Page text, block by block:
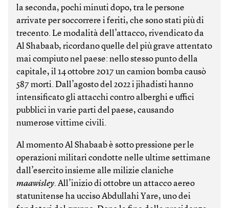
la seconda, pochi minuti dopo, tra le persone
arrivate per soccorrere i feriti, che sono stati più di
trecento. Le modalità dell’attacco, rivendicato da
Al Shabaab, ricordano quelle del più grave attentato
mai compiuto nel paese: nello stesso punto della
capitale, il 14 ottobre 2017 un camion bomba causò
587 morti. Dall’agosto del 2022 i jihadisti hanno
intensificato gli attacchi contro alberghi e uffici
pubblici in varie parti del paese, causando
numerose vittime civili.
Al momento Al Shabaab è sotto pressione per le
operazioni militari condotte nelle ultime settimane
dall’esercito insieme alle milizie claniche
maawisley. All’inizio di ottobre un attacco aereo
statunitense ha ucciso Abdullahi Yare, uno dei